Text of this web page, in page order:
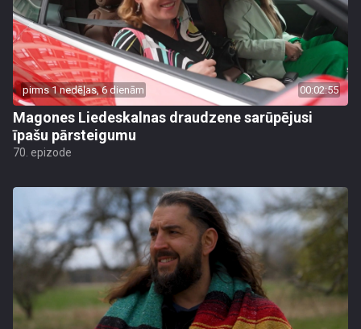
pirms 1 nedēļas, 6 dienām 00:02:55
Magones Liedeskalnas draudzene sarūpējusi
īpašu pārsteigumu
70. epizode